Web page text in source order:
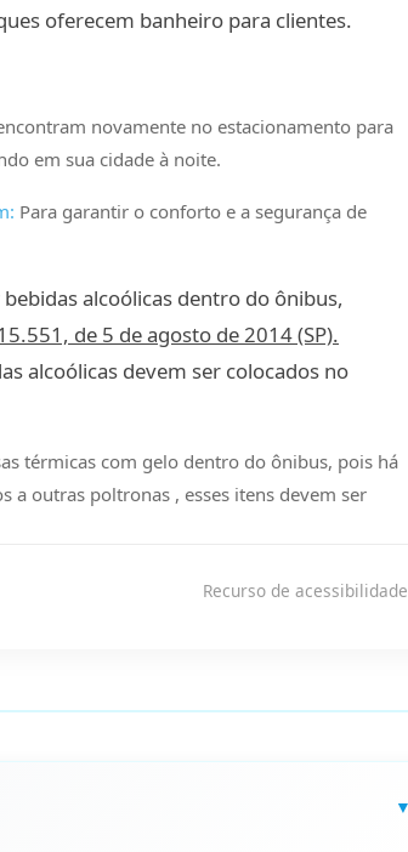
oferecem banheiro para clientes.
novamente no estacionamento para
em sua cidade à noite.
Para garantir o conforto e a segurança de
alcoólicas dentro do ônibus,
de 5 de agosto de 2014 (SP).
alcoólicas devem ser colocados no
térmicas com gelo dentro do ônibus, pois há
a outras poltronas , esses itens devem ser
Recurso de acessibilidade